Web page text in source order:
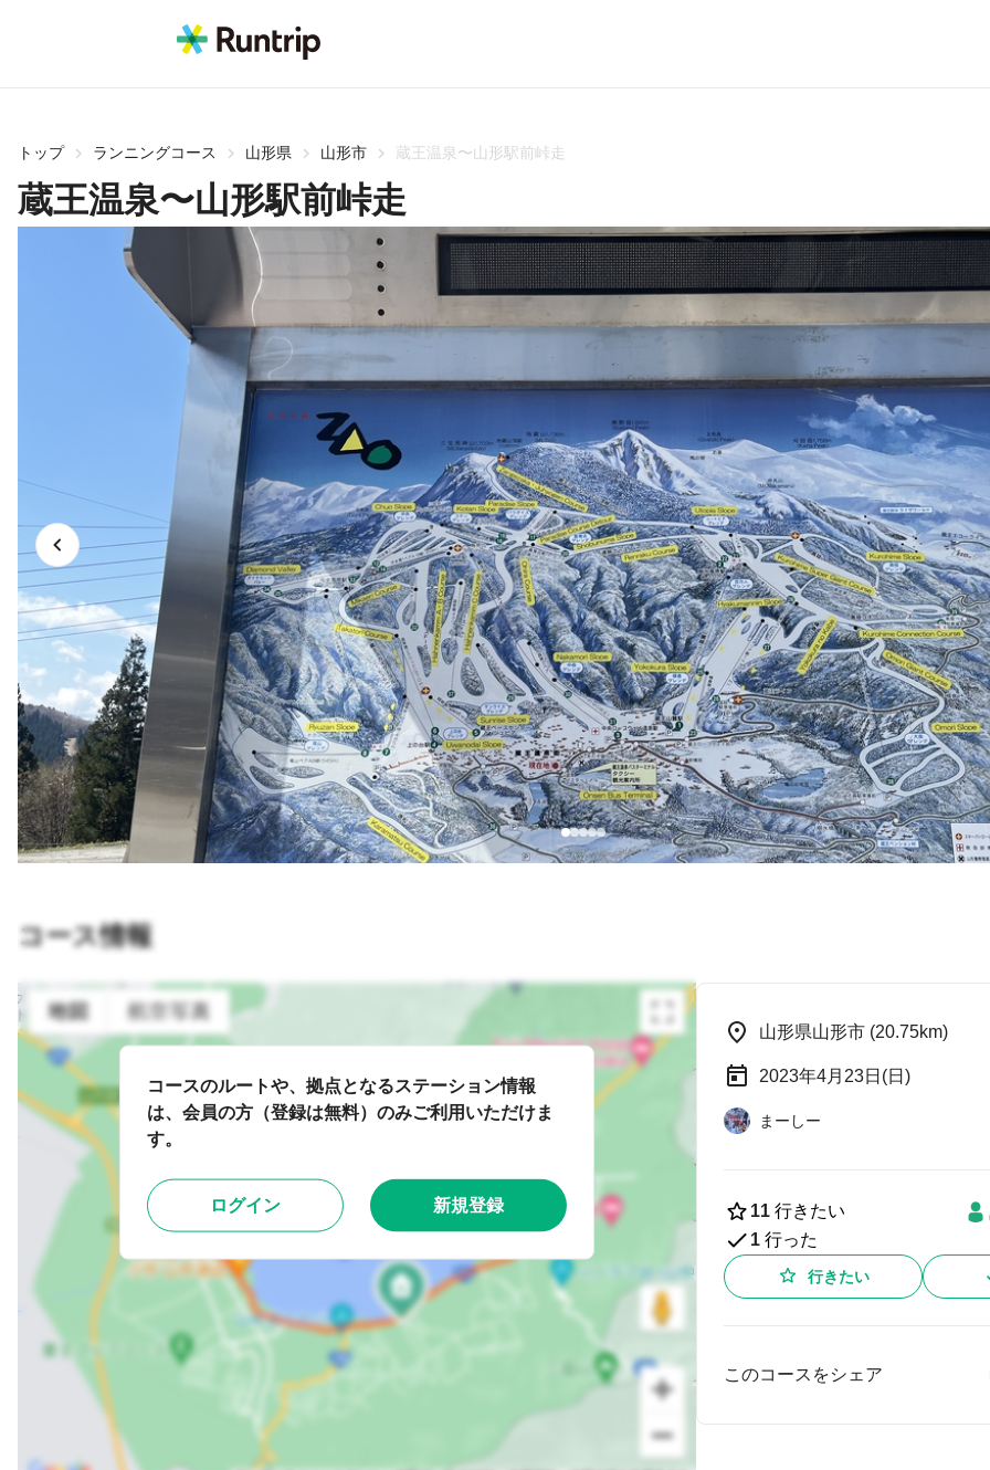
トップ ランニングコース 山形県 山形市 蔵王温泉〜山形駅前峠走
蔵王温泉〜山形駅前峠走
コース情報
コースのルートや、拠点となるステーション情報
は、会員の方（登録は無料）のみご利用いただけま
す。
ログイン 新規登録
山形県山形市 (20.75km)
2023年4月23日(日)
まーしー
11 行きたい
1 行った
行きたい
このコースをシェア